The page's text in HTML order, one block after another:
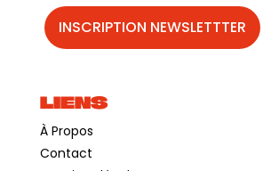
LIENS
À Propos
Contact